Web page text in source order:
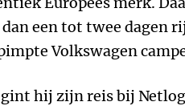
een tot twee dagen
Volkswagen
hij zijn reis bij